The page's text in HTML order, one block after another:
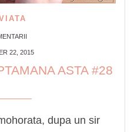
22, 2015
ASTA #28
dupa un sir